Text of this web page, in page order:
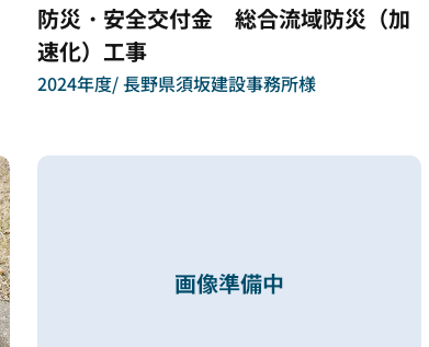
防災・安全交付金 総合流域防災（加
速化）工事
2024年度 長野県須坂建設事務所様